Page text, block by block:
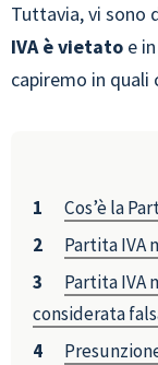
Tuttavia, vi sono
IVA è vietato e
capiremo in quali
Cos’è la
Partita IVA
Partita IVA
considerata